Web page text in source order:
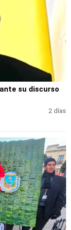
su discurso
2 días